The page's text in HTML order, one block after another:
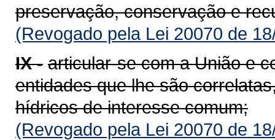
preservação, conservação e
(Revogado pela Lei 20070 de
IX - articular-se com a União e
entidades que lhe são
hídricos de interesse comum;
(Revogado pela Lei 20070 de